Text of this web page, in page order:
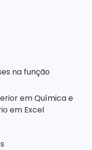
na função
em Química e
em Excel